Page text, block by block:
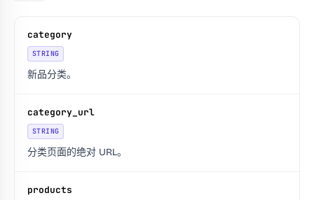
category
STRING
新品分类。
category_url
STRING
分类页面的绝对 URL。
products